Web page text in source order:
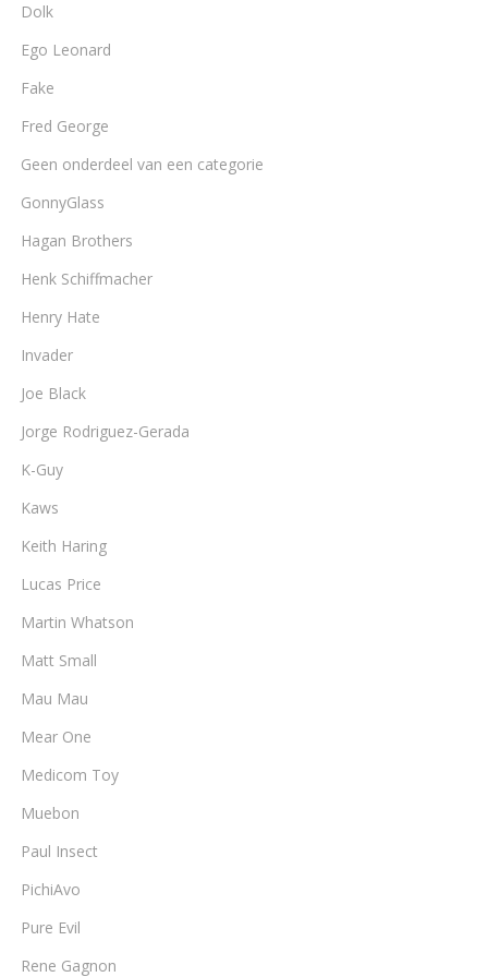
Dolk
Ego Leonard
Fake
Fred George
Geen onderdeel van een categorie
GonnyGlass
Hagan Brothers
Henk Schiffmacher
Henry Hate
Invader
Joe Black
Jorge Rodriguez-Gerada
K-Guy
Kaws
Keith Haring
Lucas Price
Martin Whatson
Matt Small
Mau Mau
Mear One
Medicom Toy
Muebon
Paul Insect
PichiAvo
Pure Evil
Rene Gagnon